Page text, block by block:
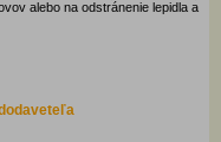
alebo na odstránenie lepidla a